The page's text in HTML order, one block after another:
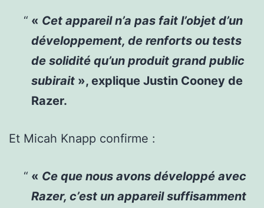
« Cet appareil n’a pas fait l’objet d’un
développement, de renforts ou tests
de solidité qu’un produit grand public
subirait», explique Justin Cooney de
Razer.
Et Micah Knapp confirme :
« Ce que nous avons développé avec
Razer, c’est un appareil suffisamment